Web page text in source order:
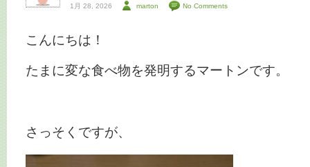
1月 28, 2026 marton No Comments
こんにちは！
たまに変な食べ物を発明するマートンです。
さっそくですが、